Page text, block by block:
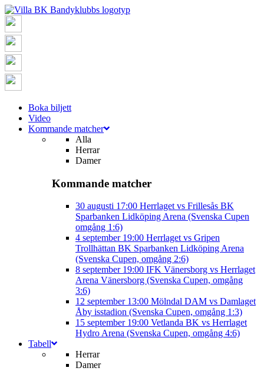
Boka biljett
Video
Kommande matcher
Alla
Herrar
Damer
Kommande matcher
30 augusti 17:00 Herrlaget vs Frillesås BK
Sparbanken Lidköping Arena (Svenska Cupen
omgång 1:6)
4 september 19:00 Herrlaget vs Gripen
Trollhättan BK Sparbanken Lidköping Arena
(Svenska Cupen, omgång 2:6)
8 september 19:00 IFK Vänersborg vs Herrlaget
Arena Vänersborg (Svenska Cupen, omgång
3:6)
12 september 13:00 Mölndal DAM vs Damlaget
Åby isstadion (Svenska Cupen, omgång 1:3)
15 september 19:00 Vetlanda BK vs Herrlaget
Hydro Arena (Svenska Cupen, omgång 4:6)
Tabell
Herrar
Damer